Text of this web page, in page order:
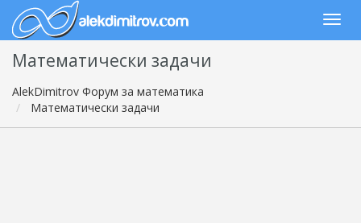
Математически задачи
AlekDimitrov Форум за математика
Математически задачи